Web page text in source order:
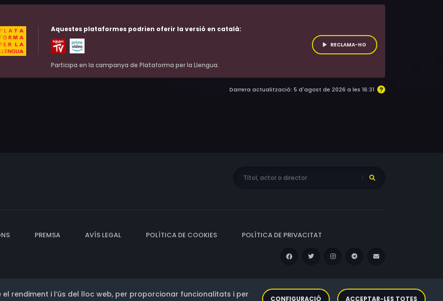
Aquestes plataformes podrien oferir la versió en català:
Participa en la campanya de Plataforma per la Llengua.
RECLAMA-HO
Darrera actualització: 5 d'agost de 2026 a les 16:31
PREMSA AVÍS LEGAL POLÍTICA DE COOKIES POLÍTICA DE PRIVACITAT
rendiment i l’ús del lloc web, per proporcionar funcionalitats i per
CONFIGURACIÓ ACCEPTAR-LES TOTES